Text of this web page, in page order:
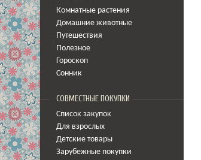
Комнатные растения
Домашние животные
Путешествия
Полезное
Гороскоп
Сонник
СОВМЕСТНЫЕ ПОКУПКИ
Список закупок
Для взрослых
Детские товары
Зарубежные покупки